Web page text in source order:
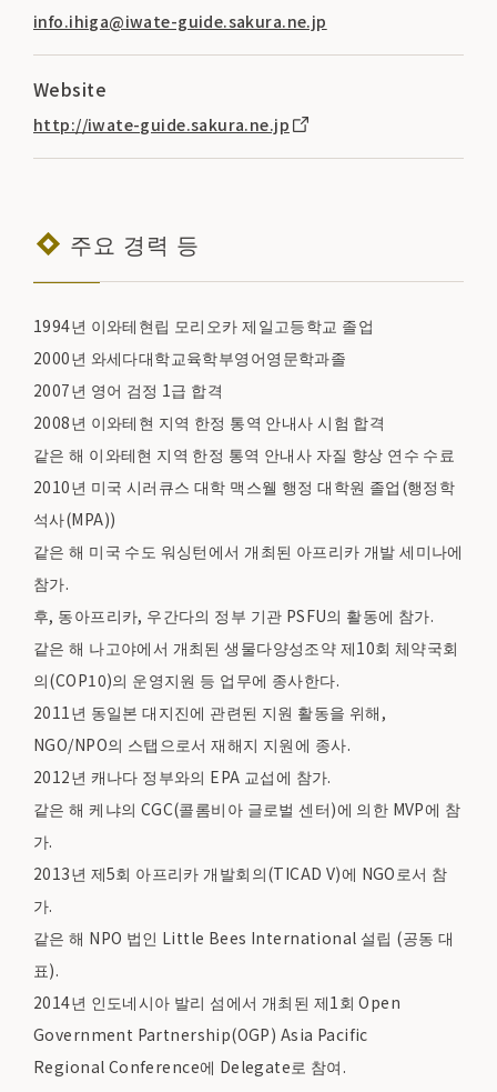
info.ihiga@iwate-guide.sakura.ne.jp
Website
http://iwate-guide.sakura.ne.jp
주요 경력 등
1994년 이와테현립 모리오카 제일고등학교 졸업
2000년 와세다대학교육학부영어영문학과졸
2007년 영어 검정 1급 합격
2008년 이와테현 지역 한정 통역 안내사 시험 합격
같은 해 이와테현 지역 한정 통역 안내사 자질 향상 연수 수료
2010년 미국 시러큐스 대학 맥스웰 행정 대학원 졸업(행정학
석사(MPA))
같은 해 미국 수도 워싱턴에서 개최된 아프리카 개발 세미나에
참가.
후, 동아프리카, 우간다의 정부 기관 PSFU의 활동에 참가.
같은 해 나고야에서 개최된 생물다양성조약 제10회 체약국회
의(COP10)의 운영지원 등 업무에 종사한다.
2011년 동일본 대지진에 관련된 지원 활동을 위해,
NGO/NPO의 스탭으로서 재해지 지원에 종사.
2012년 캐나다 정부와의 EPA 교섭에 참가.
같은 해 케냐의 CGC(콜롬비아 글로벌 센터)에 의한 MVP에 참
가.
2013년 제5회 아프리카 개발회의(TICAD V)에 NGO로서 참
가.
같은 해 NPO 법인 Little Bees International 설립 (공동 대
표).
2014년 인도네시아 발리 섬에서 개최된 제1회 Open
Government Partnership(OGP) Asia Pacific
Regional Conference에 Delegate로 참여.